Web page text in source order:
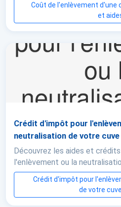
Coût de l'enlèvement d'une
et
Crédit d'impôt pour
neutralisation de votre
Découvrez les aides et
l'enlèvement ou la
Crédit d'impôt pour
de votre